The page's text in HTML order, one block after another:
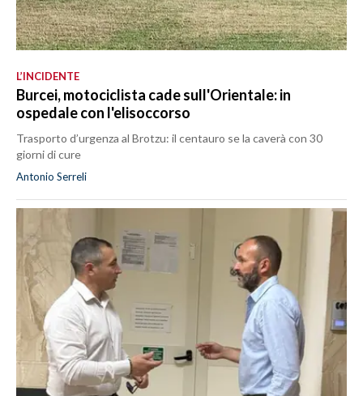
L’INCIDENTE
Burcei, motociclista cade sull'Orientale: in
ospedale con l'elisoccorso
Trasporto d’urgenza al Brotzu: il centauro se la caverà con 30
giorni di cure
Antonio Serreli